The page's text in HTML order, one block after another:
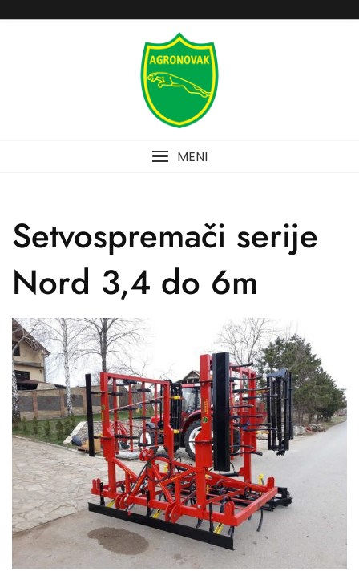
MENI
Setvospremači serije
Nord 3,4 do 6m